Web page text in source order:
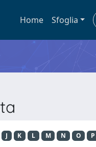
Home Sfoglia
J K L M N O P